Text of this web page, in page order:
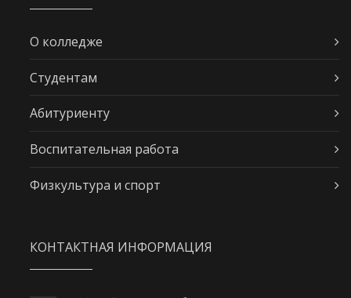
О колледже
Студентам
Абитуриенту
Воспитательная работа
Физкультура и спорт
КОНТАКТНАЯ ИНФОРМАЦИЯ